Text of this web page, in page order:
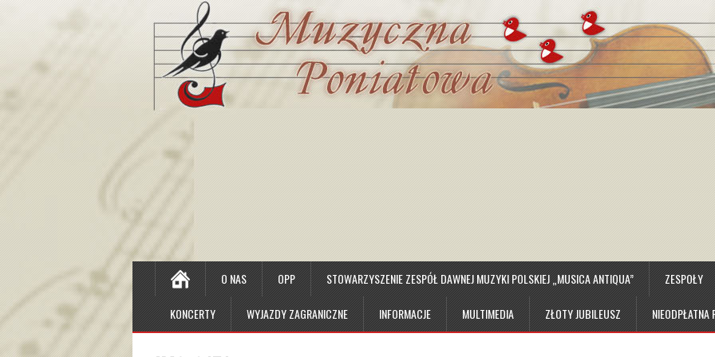
O NAS OPP STOWARZYSZENIE ZESPÓŁ DAWNEJ MUZYKI POLSKIEJ „MUSICA ANTIQUA” ZESPOŁY
KONCERTY WYJAZDY ZAGRANICZNE INFORMACJE MULTIMEDIA ZŁOTY JUBILEUSZ NIEODPŁATNA